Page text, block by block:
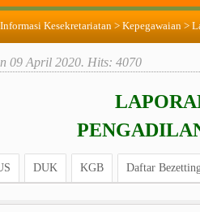
Kesekretariatan > Kepegawaian >
09 April 2020. Hits: 4070
DUK KGB Daftar